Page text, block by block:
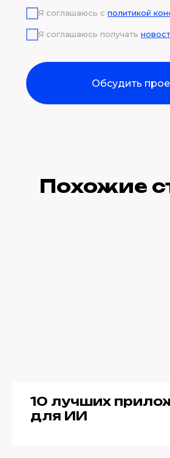
Я соглашаюсь с политикой
Я соглашаюсь получать
Обсудить
Похожие
10 лучших
для ИИ